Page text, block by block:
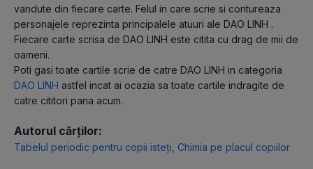
vandute din fiecare carte. Felul in care scrie si contureaza
personajele reprezinta principalele atuuri ale DAO LINH .
Fiecare carte scrisa de DAO LINH este citita cu drag de mii de
oameni.
Poti gasi toate cartile scrie de catre DAO LINH in categoria
DAO LINH astfel incat ai ocazia sa toate cartile indragite de
catre cititori pana acum.
Autorul cărților:
Tabelul periodic pentru copii isteți Chimia pe placul copiilor